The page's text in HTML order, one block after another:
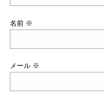
名前 ※
メール ※